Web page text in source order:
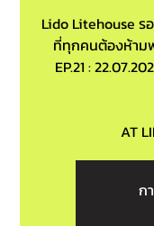
Lido Litehouse
ที่ทุกคนต้องห้าม
EP.21 :
AT
ก